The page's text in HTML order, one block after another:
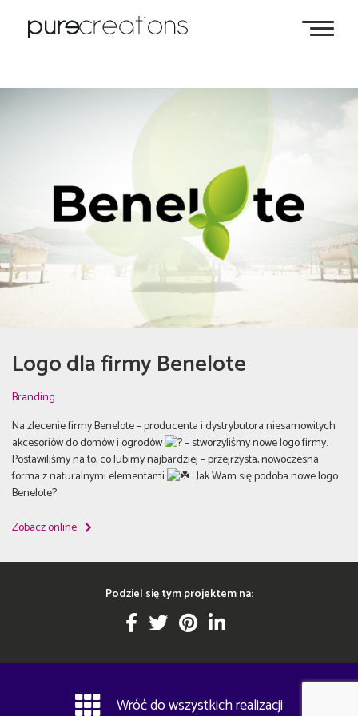
Logo dla firmy Benelote
Branding
Na zlecenie firmy Benelote – producenta i dystrybutora niesamowitych
akcesoriów do domów i ogrodów
– stworzyliśmy nowe logo firmy.
Postawiliśmy na to, co lubimy najbardziej – przejrzysta, nowoczesna
forma z naturalnymi elementami
. Jak Wam się podoba nowe logo
Benelote?
Zobacz online
Podziel się tym projektem na:
Wróć do wszystkich realizacji